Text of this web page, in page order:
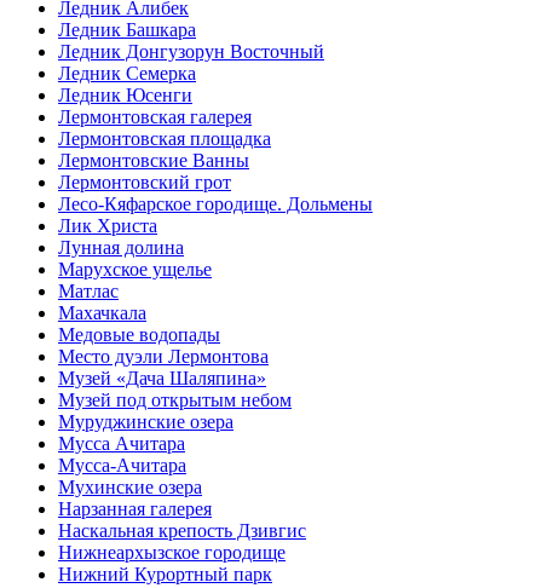
Ледник Алибек
Ледник Башкара
Ледник Донгузорун Восточный
Ледник Семерка
Ледник Юсенги
Лермонтовская галерея
Лермонтовская площадка
Лермонтовские Ванны
Лермонтовский грот
Лесо-Кяфарское городище. Дольмены
Лик Христа
Лунная долина
Марухское ущелье
Матлас
Махачкала
Медовые водопады
Место дуэли Лермонтова
Музей «Дача Шаляпина»
Музей под открытым небом
Муруджинские озера
Мусса Ачитара
Мусса-Ачитара
Мухинские озера
Нарзанная галерея
Наскальная крепость Дзивгис
Нижнеархызское городище
Нижний Курортный парк